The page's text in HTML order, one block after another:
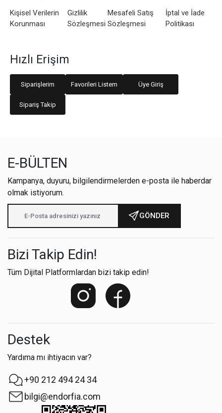
Kişisel Verilerin
Korunması
Gizlilik
Sözleşmesi
Mesafeli Satış
Sözleşmesi
İptal ve İade
Politikası
Hızlı Erişim
Siparişlerim Favorileri Listem Üye Giriş
Sipariş Takip
E-BÜLTEN
Kampanya, duyuru, bilgilendirmelerden e-posta ile haberdar
olmak istiyorum.
GÖNDER
Bizi Takip Edin!
Tüm Dijital Platformlardan bizi takip edin!
Destek
Yardıma mı ihtiyacın var?
+90 212 494 24 34
bilgi@endorfia.com